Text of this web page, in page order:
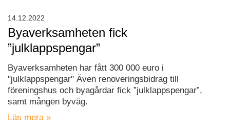
Byaverksamheten fick
”julklappspengar”
Byaverksamheten har fått 300 000 euro i
"julklappspengar" Även renoveringsbidrag till
föreningshus och byagårdar fick ”julklappspengar”,
samt mången byväg.
Läs mera »
14.12.2022